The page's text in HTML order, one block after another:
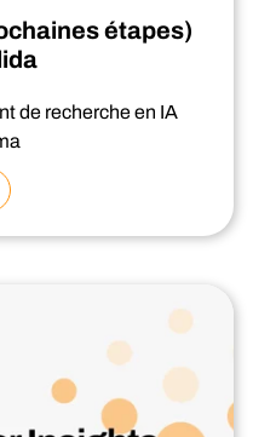
étapes)
de recherche en IA